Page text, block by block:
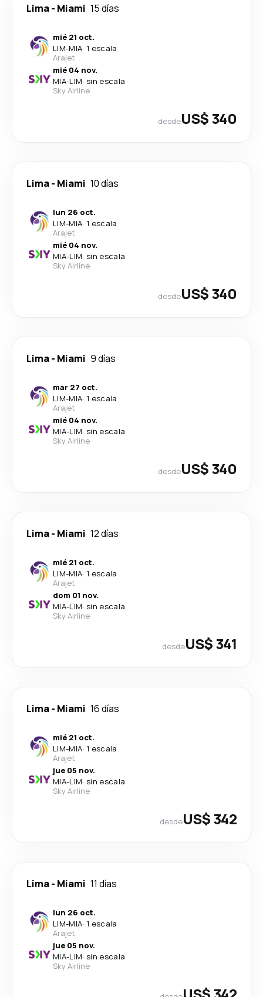
Lima- Miami 15 días
mié 21 oct.
LIM-MIA· 1 escala
Arajet
mié 04 nov.
MIA-LIM· sin escala
Sky Airline
desdeUS$ 340
Lima- Miami 10 días
lun 26 oct.
LIM-MIA· 1 escala
Arajet
mié 04 nov.
MIA-LIM· sin escala
Sky Airline
desdeUS$ 340
Lima- Miami 9 días
mar 27 oct.
LIM-MIA· 1 escala
Arajet
mié 04 nov.
MIA-LIM· sin escala
Sky Airline
desdeUS$ 340
Lima- Miami 12 días
mié 21 oct.
LIM-MIA· 1 escala
Arajet
dom 01 nov.
MIA-LIM· sin escala
Sky Airline
desdeUS$ 341
Lima- Miami 16 días
mié 21 oct.
LIM-MIA· 1 escala
Arajet
jue 05 nov.
MIA-LIM· sin escala
Sky Airline
desdeUS$ 342
Lima- Miami 11 días
lun 26 oct.
LIM-MIA· 1 escala
Arajet
jue 05 nov.
MIA-LIM· sin escala
Sky Airline